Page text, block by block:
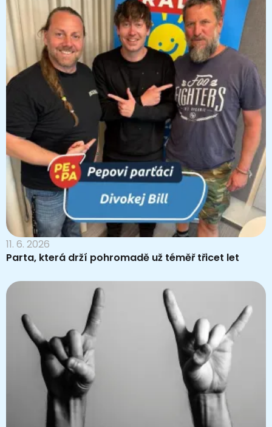
11. 6. 2026
Parta, která drží pohromadě už téměř třicet let